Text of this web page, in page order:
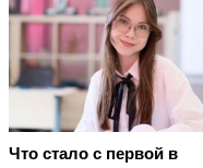
Что стало с первой в